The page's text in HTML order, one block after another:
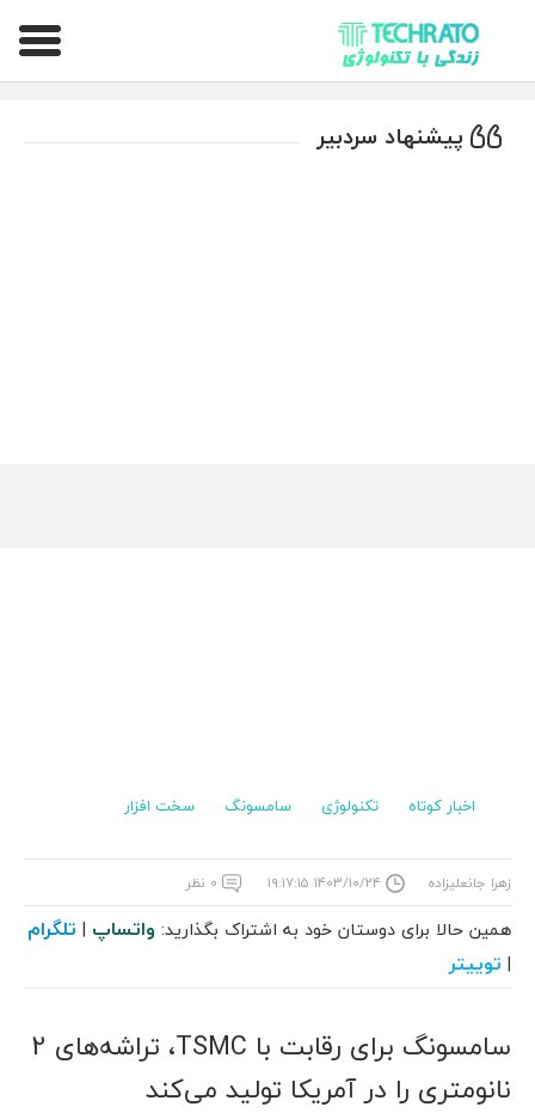
تکراتو – زندگی با تکنولوژی
پیشنهاد سردبیر
اخبار کوتاه تکنولوژی سامسونگ سخت افزار
زهرا جانعلیزاده ۱۴۰۳/۱۰/۲۴ ۱۹:۱۷:۱۵ ۰ نظر
همین حالا برای دوستان خود به اشتراک بگذارید: واتساپ | تلگرام
| توییتر
سامسونگ برای رقابت با TSMC، تراشه‌های 2
نانومتری را در آمریکا تولید می‌کند